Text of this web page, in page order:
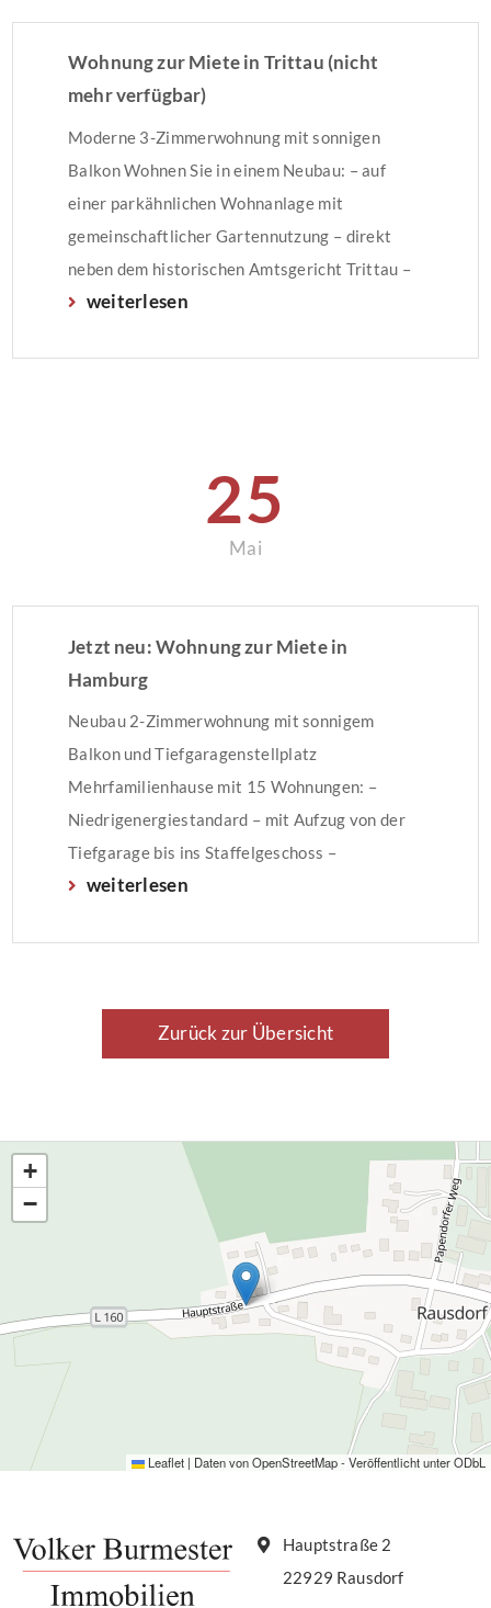
Wohnung zur Miete in Trittau (nicht
mehr verfügbar)
Moderne 3-Zimmerwohnung mit sonnigen
Balkon Wohnen Sie in einem Neubau: – auf
einer parkähnlichen Wohnanlage mit
gemeinschaftlicher Gartennutzung – direkt
neben dem historischen Amtsgericht Trittau –
Niedrigenergiestandard – Kellerraum – mit
weiterlesen
25
Mai
Jetzt neu: Wohnung zur Miete in
Hamburg
Neubau 2-Zimmerwohnung mit sonnigem
Balkon und Tiefgaragenstellplatz
Mehrfamilienhause mit 15 Wohnungen: –
Niedrigenergiestandard – mit Aufzug von der
Tiefgarage bis ins Staffelgeschoss –
Kellerraum mit Licht und Steckdose – mit
weiterlesen
Zurück zur Übersicht
+
−
Leaflet | Daten vonOpenStreetMap- Veröffentlicht unterODbL
Hauptstraße 2
22929 Rausdorf